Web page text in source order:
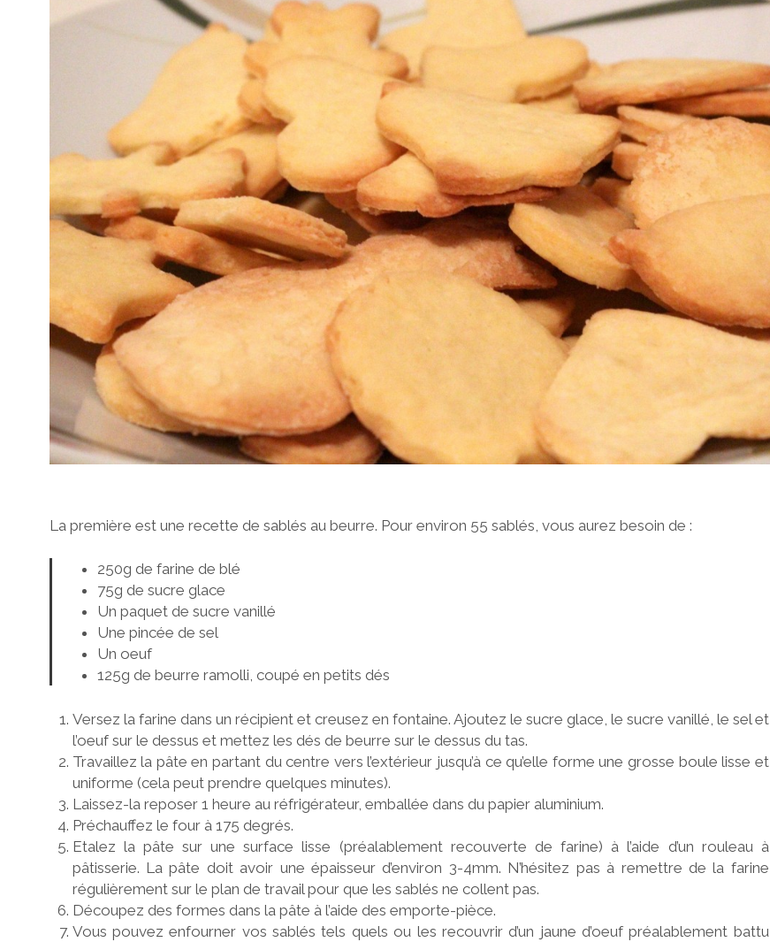
La première est une recette de sablés au beurre. Pour environ 55 sablés, vous aurez besoin de :
250g de farine de blé
75g de sucre glace
Un paquet de sucre vanillé
Une pincée de sel
Un oeuf
125g de beurre ramolli, coupé en petits dés
Versez la farine dans un récipient et creusez en fontaine. Ajoutez le sucre glace, le sucre vanillé, le sel et
l’oeuf sur le dessus et mettez les dés de beurre sur le dessus du tas.
Travaillez la pâte en partant du centre vers l’extérieur jusqu’à ce qu’elle forme une grosse boule lisse et
uniforme (cela peut prendre quelques minutes).
Laissez-la reposer 1 heure au réfrigérateur, emballée dans du papier aluminium.
Préchauffez le four à 175 degrés.
Etalez la pâte sur une surface lisse (préalablement recouverte de farine) à l’aide d’un rouleau à
pâtisserie. La pâte doit avoir une épaisseur d’environ 3-4mm. N’hésitez pas à remettre de la farine
régulièrement sur le plan de travail pour que les sablés ne collent pas.
Découpez des formes dans la pâte à l’aide des emporte-pièce.
Vous pouvez enfourner vos sablés tels quels ou les recouvrir d’un jaune d’oeuf préalablement battu